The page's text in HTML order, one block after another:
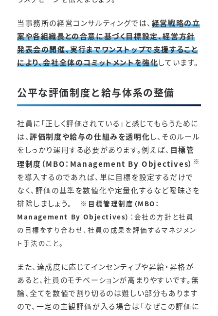
当事務所の経営コンサルティングでは、 経営戦略の立
案や各組織長との合意に基づく目標設定、経営方針
発表会の開催、実行までワンストップで支援すること
により、会社全体のコミットメントを強化しています。
公平な評価制度と給与体系の整備
社員に「正しく評価されている」と感じてもらうために
は、評価制度や給与の仕組みを透明化し、そのルール
をしっかり運用する必要があります。例えば、 目標管
理制度（MBO：Management By Objectives） ※
を導入するのであれば、単に目標を設定するだけで
なく、評価の基準を数値化や定量化するなど曖昧さを
排除しましょう。
※ 目標管理制度（MBO：
Management By Objectives） ：会社の方針と社員
の目標をすり合わせ、社員の成果を評価するマネジメン
ト手法のこと。
また、達成度に応じてインセンティブや昇給・昇格が
あると、社員のモチベーションが高まりやすいです。無
論、全てを数値で割り切るのは難しい部分もあります
ので、一定の主観評価が入る場合は「なぜこの評価に